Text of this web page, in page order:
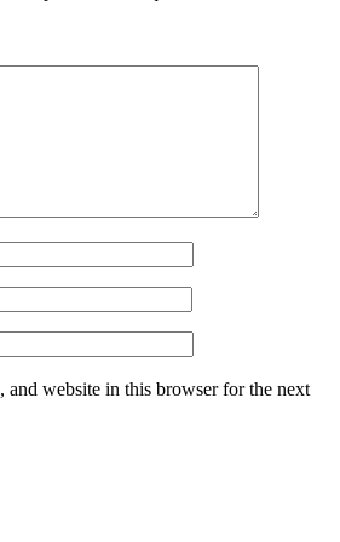
and website in this browser for the next